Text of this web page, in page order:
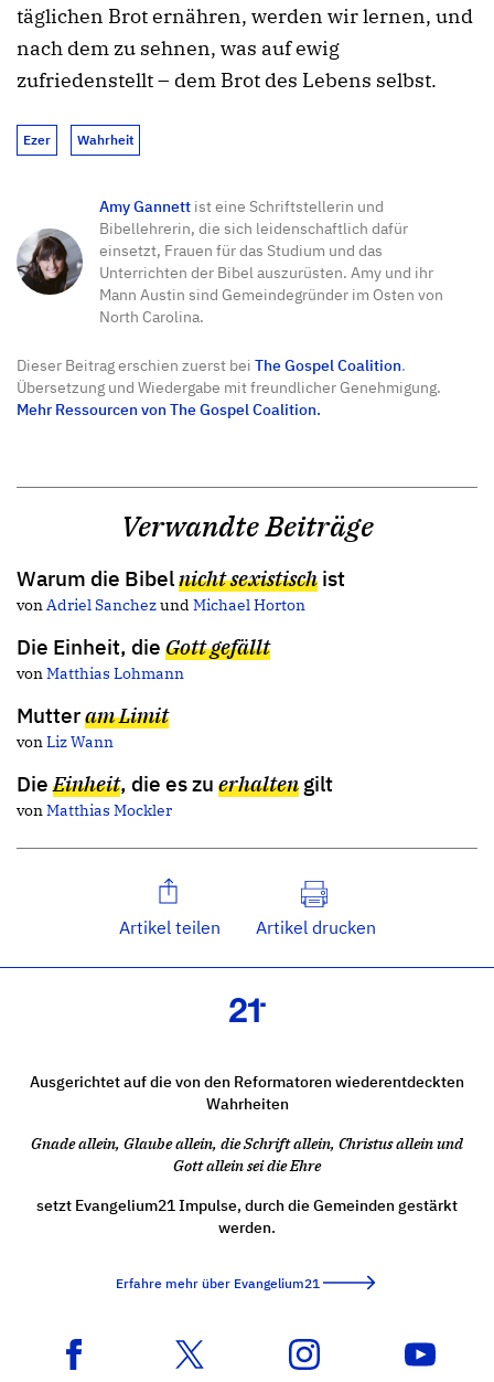
täglichen Brot ernähren, werden wir lernen, und
nach dem zu sehnen, was auf ewig
zufriedenstellt – dem Brot des Lebens selbst.
Ezer Wahrheit
Amy Gannett ist eine Schriftstellerin und
Bibellehrerin, die sich leidenschaftlich dafür
einsetzt, Frauen für das Studium und das
Unterrichten der Bibel auszurüsten. Amy und ihr
Mann Austin sind Gemeindegründer im Osten von
North Carolina.
Dieser Beitrag erschien zuerst bei The Gospel Coalition.
Übersetzung und Wiedergabe mit freundlicher Genehmigung.
Mehr Ressourcen von The Gospel Coalition.
Verwandte Beiträge
Warum die Bibelnicht sexistisch ist
vonAdriel Sanchezund Michael Horton
Die Einheit, die Gott gefällt
vonMatthias Lohmann
Mutteram Limit
vonLiz Wann
DieEinheit, die es zu erhalten gilt
vonMatthias Mockler
Artikel teilen Artikel drucken
Ausgerichtet auf die von den Reformatoren wiederentdeckten
Wahrheiten
Gnade allein, Glaube allein, die Schrift allein, Christus allein und
Gott allein sei die Ehre
setzt Evangelium21 Impulse, durch die Gemeinden gestärkt
werden.
Erfahre mehr über Evangelium21